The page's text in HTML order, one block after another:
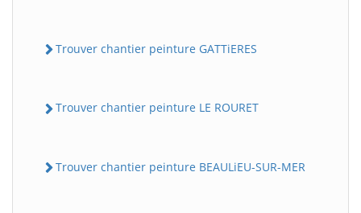
Trouver chantier peinture GATTiERES
Trouver chantier peinture LE ROURET
Trouver chantier peinture BEAULiEU-SUR-MER